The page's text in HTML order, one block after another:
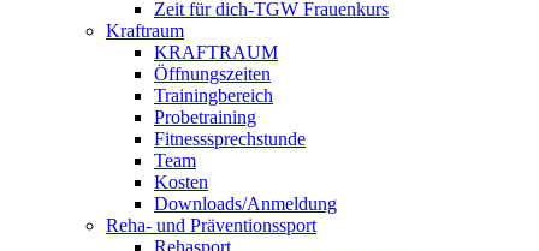
Zeit für dich-TGW Frauenkurs
Kraftraum
KRAFTRAUM
Öffnungszeiten
Trainingbereich
Probetraining
Fitnesssprechstunde
Team
Kosten
Downloads/Anmeldung
Reha- und Präventionssport
Rehasport